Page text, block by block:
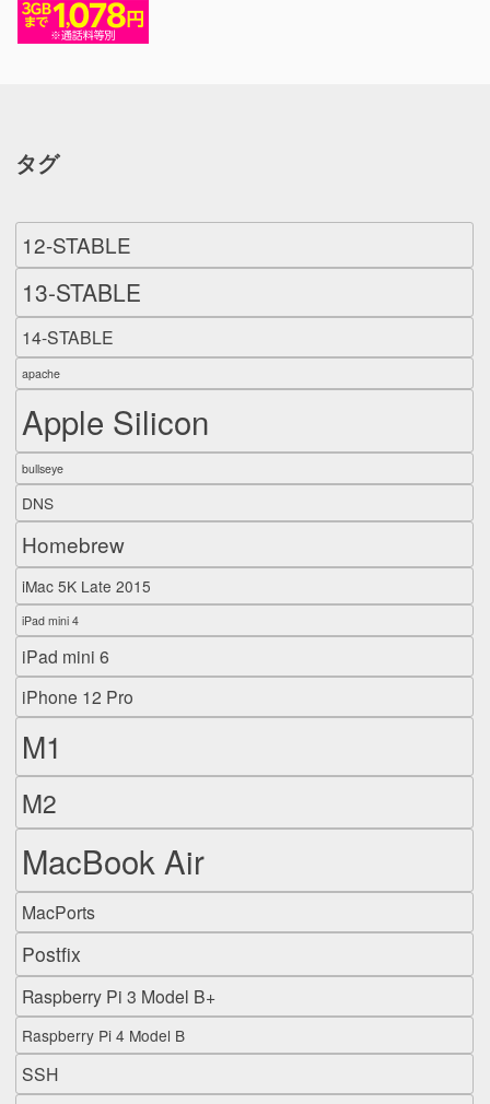
タグ
12-STABLE
13-STABLE
14-STABLE
apache
Apple Silicon
bullseye
DNS
Homebrew
iMac 5K Late 2015
iPad mini 4
iPad mini 6
iPhone 12 Pro
M1
M2
MacBook Air
MacPorts
Postfix
Raspberry Pi 3 Model B+
Raspberry Pi 4 Model B
SSH